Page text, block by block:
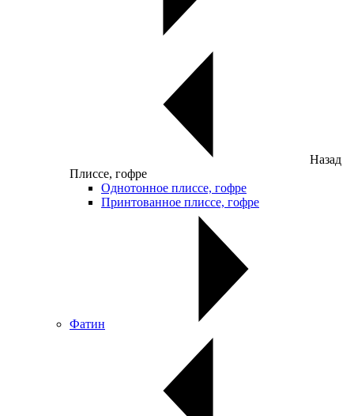
Назад
Плиссе, гофре
Однотонное плиссе, гофре
Принтованное плиссе, гофре
Фатин